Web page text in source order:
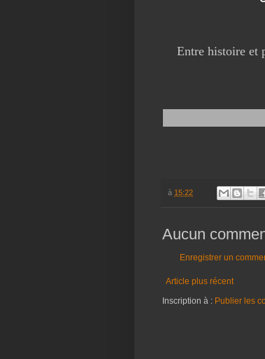
Entre histoire et
à 15:22
Aucun
Enregistrer un
Article plus récent
Inscription à : Publier les